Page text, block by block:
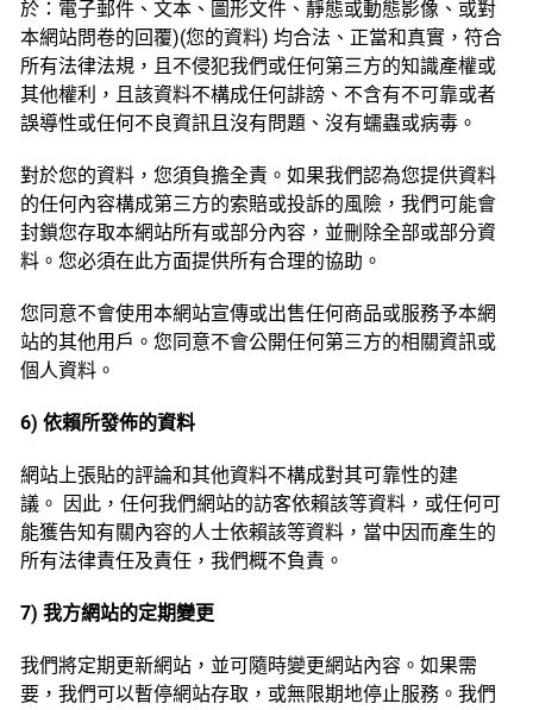
於：電子郵件、文本、圖形文件、靜態或動態影像、或對
本網站問卷的回覆)(您的資料) 均合法、正當和真實，符合
所有法律法規，且不侵犯我們或任何第三方的知識產權或
其他權利，且該資料不構成任何誹謗、不含有不可靠或者
誤導性或任何不良資訊且沒有問題、沒有蠕蟲或病毒。
對於您的資料，您須負擔全責。如果我們認為您提供資料
的任何內容構成第三方的索賠或投訴的風險，我們可能會
封鎖您存取本網站所有或部分內容，並刪除全部或部分資
料。您必須在此方面提供所有合理的協助。
您同意不會使用本網站宣傳或出售任何商品或服務予本網
站的其他用戶。您同意不會公開任何第三方的相關資訊或
個人資料。
6) 依賴所發佈的資料
網站上張貼的評論和其他資料不構成對其可靠性的建
議。 因此，任何我們網站的訪客依賴該等資料，或任何可
能獲告知有關內容的人士依賴該等資料，當中因而產生的
所有法律責任及責任，我們概不負責。
7) 我方網站的定期變更
我們將定期更新網站，並可隨時變更網站內容。如果需
要，我們可以暫停網站存取，或無限期地停止服務。我們